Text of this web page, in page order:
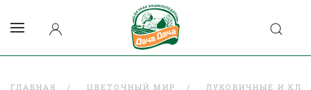
ГЛАВНАЯ ЦВЕТОЧНЫЙ МИР ЛУКОВИЧНЫЕ И